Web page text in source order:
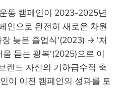
동 캠페인이 2023-2025년
인으로 완전히 새로운 차원
늦은 졸업식'(2023) → '처
듣는 광복'(2025)으로 이
랜드 자산의 기하급수적 축
이 이전 캠페인의 성과를 토